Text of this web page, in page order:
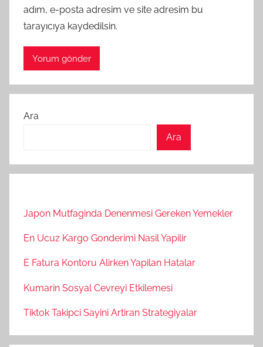
adım, e-posta adresim ve site adresim bu
tarayıcıya kaydedilsin.
Ara
Ara
Japon Mutfaginda Denenmesi Gereken Yemekler
En Ucuz Kargo Gonderimi Nasil Yapilir
E Fatura Kontoru Alirken Yapilan Hatalar
Kumarin Sosyal Cevreyi Etkilemesi
Tiktok Takipci Sayini Artiran Strategiyalar